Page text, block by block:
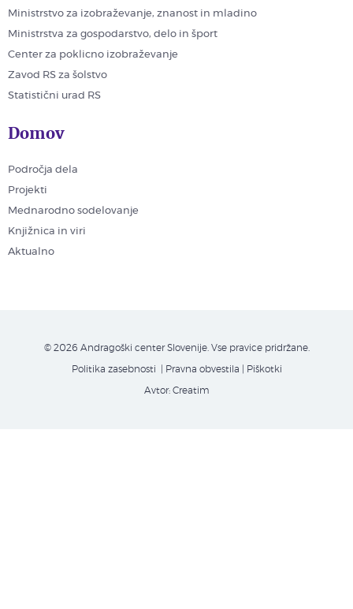
Ministrstvo za izobraževanje, znanost in mladino
Ministrstva za gospodarstvo, delo in šport
Center za poklicno izobraževanje
Zavod RS za šolstvo
Statistični urad RS
Domov
Področja dela
Projekti
Mednarodno sodelovanje
Knjižnica in viri
Aktualno
© 2026 Andragoški center Slovenije. Vse pravice pridržane.
Politika zasebnosti | Pravna obvestila Piškotki
Avtor: Creatim